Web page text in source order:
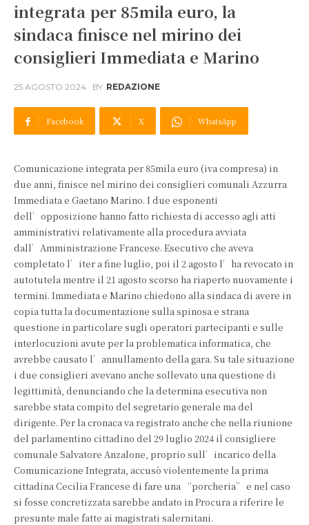
integrata per 85mila euro, la
sindaca finisce nel mirino dei
consiglieri Immediata e Marino
25 AGOSTO 2024 BY REDAZIONE
Facebook X WhatsApp
Comunicazione integrata per 85mila euro (iva compresa) in
due anni, finisce nel mirino dei consiglieri comunali Azzurra
Immediata e Gaetano Marino. I due esponenti
dell’opposizione hanno fatto richiesta di accesso agli atti
amministrativi relativamente alla procedura avviata
dall’Amministrazione Francese. Esecutivo che aveva
completato l’iter a fine luglio, poi il 2 agosto l’ha revocato in
autotutela mentre il 21 agosto scorso ha riaperto nuovamente i
termini. Immediata e Marino chiedono alla sindaca di avere in
copia tutta la documentazione sulla spinosa e strana
questione in particolare sugli operatori partecipanti e sulle
interlocuzioni avute per la problematica informatica, che
avrebbe causato l’annullamento della gara. Su tale situazione
i due consiglieri avevano anche sollevato una questione di
legittimità, denunciando che la determina esecutiva non
sarebbe stata compito del segretario generale ma del
dirigente. Per la cronaca va registrato anche che nella riunione
del parlamentino cittadino del 29 luglio 2024 il consigliere
comunale Salvatore Anzalone, proprio sull’incarico della
Comunicazione Integrata, accusò violentemente la prima
cittadina Cecilia Francese di fare una “porcheria” e nel caso
si fosse concretizzata sarebbe andato in Procura a riferire le
presunte male fatte ai magistrati salernitani.